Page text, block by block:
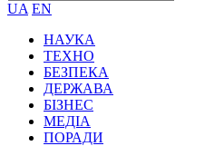
UA EN
НАУКА
ТЕХНО
БЕЗПЕКА
ДЕРЖАВА
БІЗНЕС
МЕДІА
ПОРАДИ